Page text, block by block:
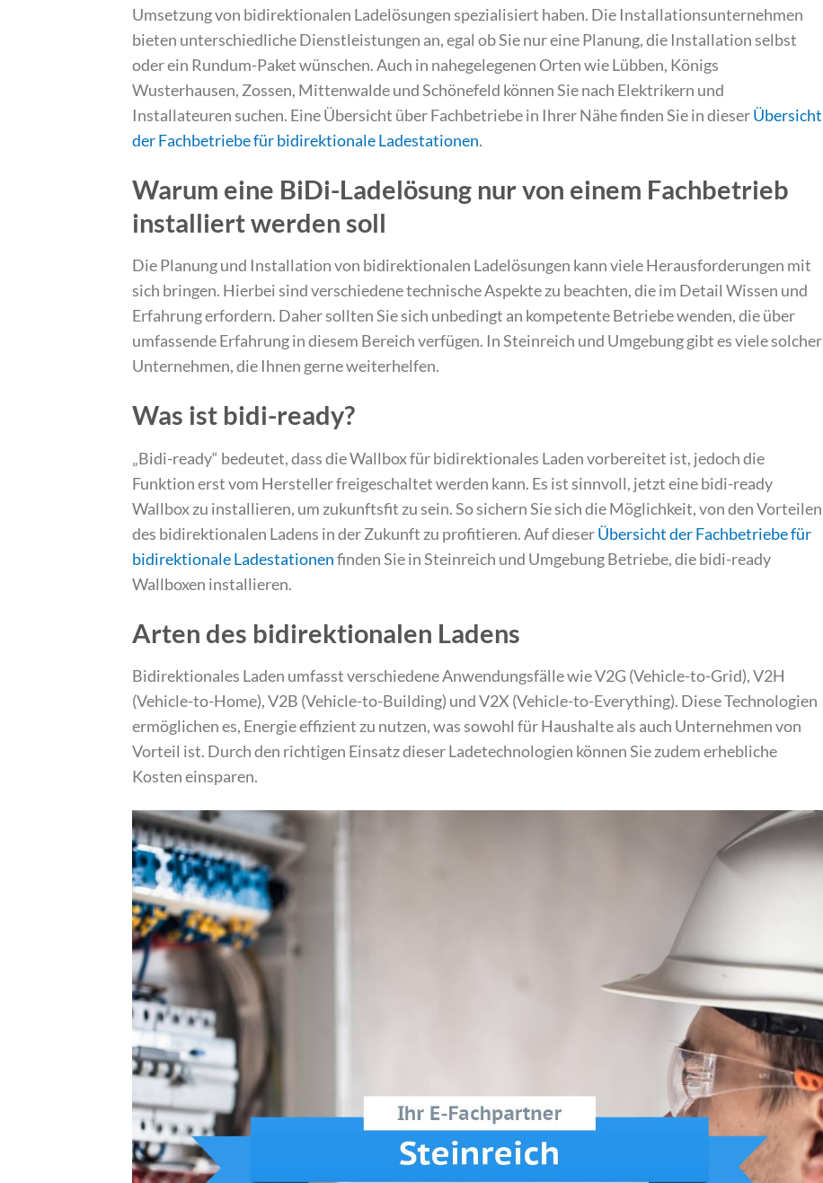
Umsetzung von bidirektionalen Ladelösungen spezialisiert haben. Die Installationsunternehmen
bieten unterschiedliche Dienstleistungen an, egal ob Sie nur eine Planung, die Installation selbst
oder ein Rundum-Paket wünschen. Auch in nahegelegenen Orten wie Lübben, Königs
Wusterhausen, Zossen, Mittenwalde und Schönefeld können Sie nach Elektrikern und
Installateuren suchen. Eine Übersicht über Fachbetriebe in Ihrer Nähe finden Sie in dieserÜbersicht
der Fachbetriebe für bidirektionale Ladestationen.
Warum eine BiDi-Ladelösung nur von einem Fachbetrieb
installiert werden soll
Die Planung und Installation von bidirektionalen Ladelösungen kann viele Herausforderungen mit
sich bringen. Hierbei sind verschiedene technische Aspekte zu beachten, die im Detail Wissen und
Erfahrung erfordern. Daher sollten Sie sich unbedingt an kompetente Betriebe wenden, die über
umfassende Erfahrung in diesem Bereich verfügen. In Steinreich und Umgebung gibt es viele solcher
Unternehmen, die Ihnen gerne weiterhelfen.
Was ist bidi-ready?
„Bidi-ready“ bedeutet, dass die Wallbox für bidirektionales Laden vorbereitet ist, jedoch die
Funktion erst vom Hersteller freigeschaltet werden kann. Es ist sinnvoll, jetzt eine bidi-ready
Wallbox zu installieren, um zukunftsfit zu sein. So sichern Sie sich die Möglichkeit, von den Vorteilen
des bidirektionalen Ladens in der Zukunft zu profitieren. Auf dieserÜbersicht der Fachbetriebe für
bidirektionale Ladestationenfinden Sie in Steinreich und Umgebung Betriebe, die bidi-ready
Wallboxen installieren.
Arten des bidirektionalen Ladens
Bidirektionales Laden umfasst verschiedene Anwendungsfälle wie V2G (Vehicle-to-Grid), V2H
(Vehicle-to-Home), V2B (Vehicle-to-Building) und V2X (Vehicle-to-Everything). Diese Technologien
ermöglichen es, Energie effizient zu nutzen, was sowohl für Haushalte als auch Unternehmen von
Vorteil ist. Durch den richtigen Einsatz dieser Ladetechnologien können Sie zudem erhebliche
Kosten einsparen.